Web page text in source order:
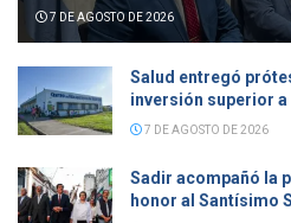
7 DE AGOSTO DE 2026
Salud entregó
inversión superior
7 DE AGOSTO DE 2026
Sadir acompañó la
honor al Santísimo